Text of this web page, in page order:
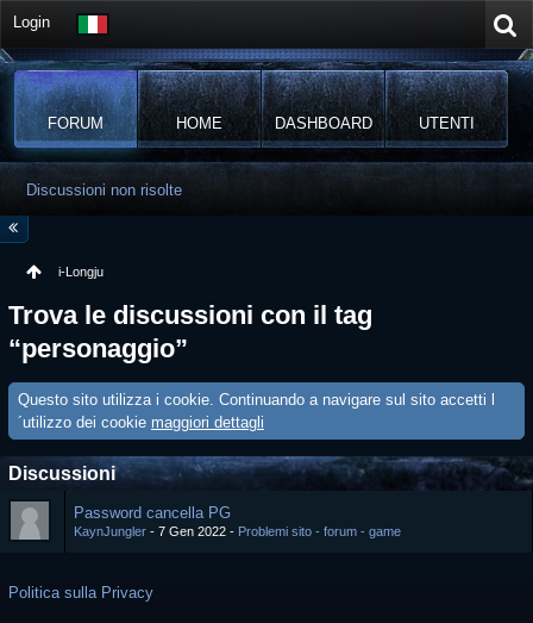
Login
FORUM HOME DASHBOARD UTENTI
Discussioni non risolte
i-Longju
Trova le discussioni con il tag
“personaggio”
Questo sito utilizza i cookie. Continuando a navigare sul sito accetti l
´utilizzo dei cookie maggiori dettagli
Discussioni
Password cancella PG
KaynJungler 7 Gen 2022 Problemi sito - forum - game
Politica sulla Privacy